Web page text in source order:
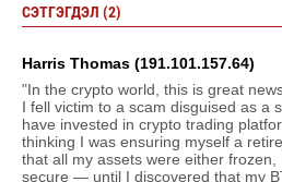
СЭТГЭГДЭЛ (2)
Harris Thomas (191.101.157.64)
"In the crypto world, this is great
I fell victim to a scam disguised as a
have invested in crypto trading
thinking I was ensuring myself a
that all my assets were either
secure — until I discovered that my